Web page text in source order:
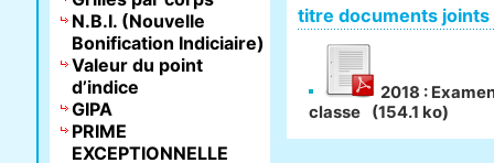
titre documents joints
2018 :
classe
(154.1 ko)
N.B.I. (Nouvelle
Bonification Indiciaire)
Valeur du point
d’indice
GIPA
PRIME
EXCEPTIONNELLE